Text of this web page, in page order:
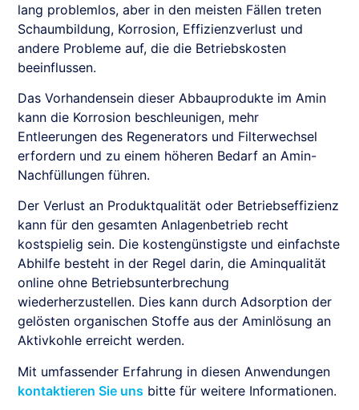
lang problemlos, aber in den meisten Fällen treten
Schaumbildung, Korrosion, Effizienzverlust und
andere Probleme auf, die die Betriebskosten
beeinflussen.
Das Vorhandensein dieser Abbauprodukte im Amin
kann die Korrosion beschleunigen, mehr
Entleerungen des Regenerators und Filterwechsel
erfordern und zu einem höheren Bedarf an Amin-
Nachfüllungen führen.
Der Verlust an Produktqualität oder Betriebseffizienz
kann für den gesamten Anlagenbetrieb recht
kostspielig sein. Die kostengünstigste und einfachste
Abhilfe besteht in der Regel darin, die Aminqualität
online ohne Betriebsunterbrechung
wiederherzustellen. Dies kann durch Adsorption der
gelösten organischen Stoffe aus der Aminlösung an
Aktivkohle erreicht werden.
Mit umfassender Erfahrung in diesen Anwendungen
kontaktieren Sie uns bitte für weitere Informationen.